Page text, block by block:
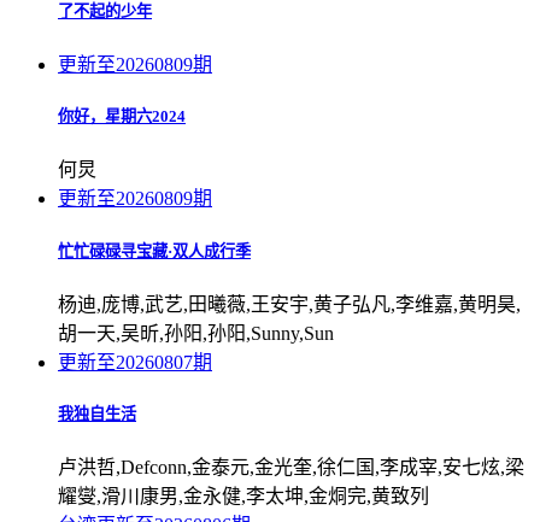
了不起的少年
更新至20260809期
你好，星期六2024
何炅
更新至20260809期
忙忙碌碌寻宝藏·双人成行季
杨迪,庞博,武艺,田曦薇,王安宇,黄子弘凡,李维嘉,黄明昊,
胡一天,吴昕,孙阳,孙阳,Sunny,Sun
更新至20260807期
我独自生活
卢洪哲,Defconn,金泰元,金光奎,徐仁国,李成宰,安七炫,梁
耀燮,滑川康男,金永健,李太坤,金烔完,黄致列